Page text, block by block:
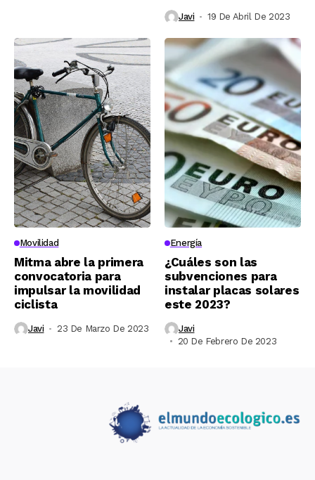
Javi 19 De Abril De 2023
Movilidad
Mitma abre la primera
convocatoria para
impulsar la movilidad
ciclista
Javi 23 De Marzo De 2023
Energía
¿Cuáles son las
subvenciones para
instalar placas solares
este 2023?
Javi
20 De Febrero De 2023